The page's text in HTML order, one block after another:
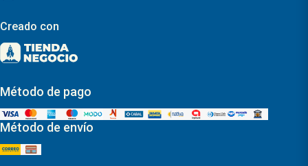
Creado con
Método de pago
Método de envío